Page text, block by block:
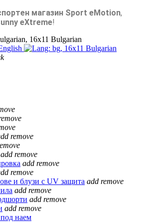
магазин Sport eMotion,
eXtreme!
Bulgarian
Bulgarian
remove
add remove
add remove
remove
и блузи с UV защита add remove
add remove
add remove
add remove
наем